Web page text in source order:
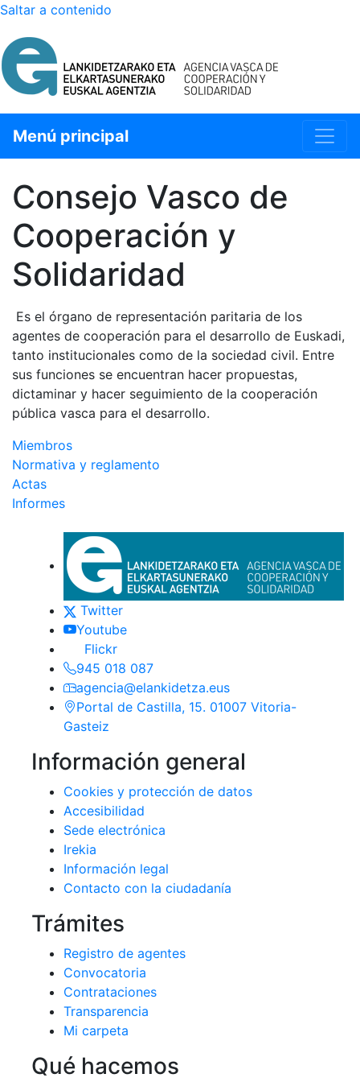
Saltar a contenido
Menú principal
Consejo Vasco de
Cooperación y
Solidaridad
Es el órgano de representación paritaria de los
agentes de cooperación para el desarrollo de Euskadi,
tanto institucionales como de la sociedad civil. Entre
sus funciones se encuentran hacer propuestas,
dictaminar y hacer seguimiento de la cooperación
pública vasca para el desarrollo.
Miembros
Normativa y reglamento
Actas
Informes
Euskadi.eus-eko esteka
Contacto
Twitter(Este enlace se abrirá en nueva
Youtube(Este enlace se abrirá en nueva
Flickr(Este enlace se abrirá en nueva
945 018 087
agencia@elankidetza.eus
Portal de Castilla, 15. 01007 Vitoria-
Gasteiz
Información general
Cookies y protección de datos
Accesibilidad
Sede electrónica
Irekia
Información legal
Contacto con la ciudadanía
Trámites
Registro de agentes
Convocatoria
Contrataciones
Transparencia
Mi carpeta
Qué hacemos